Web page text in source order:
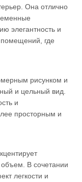
Она отлично
элегантность и
где
рисунком и
и цельный вид.
и
просторным и
В сочетании
легкости и